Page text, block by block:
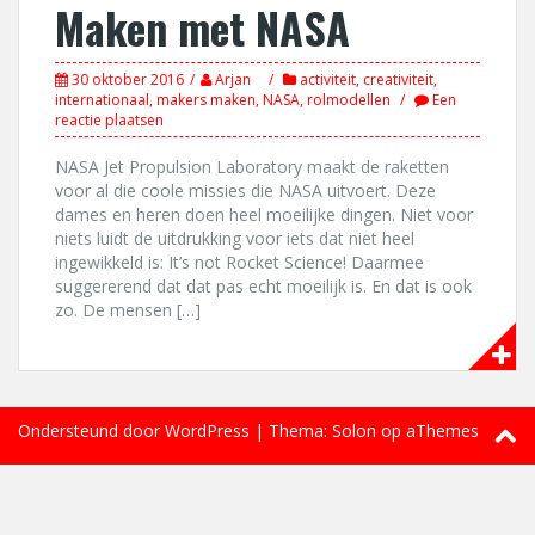
Maken met NASA
30 oktober 2016 Arjan activiteit, creativiteit,
internationaal,makers maken,NASA,rolmodellen
Een
reactie plaatsen
NASA Jet Propulsion Laboratory maakt de raketten
voor al die coole missies die NASA uitvoert. Deze
dames en heren doen heel moeilijke dingen. Niet voor
niets luidt de uitdrukking voor iets dat niet heel
ingewikkeld is: It’s not Rocket Science! Daarmee
suggererend dat dat pas echt moeilijk is. En dat is ook
zo. De mensen […]
Ondersteund door WordPress | Thema: Solon op aThemes